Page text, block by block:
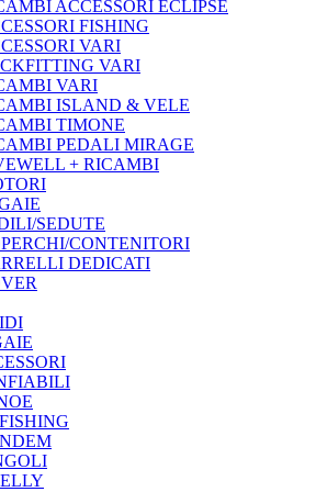
ACCESSORI ECLIPSE
FISHING
VARI
VARI
VARI
ISLAND & VELE
TIMONE
PEDALI MIRAGE
+ RICAMBI
SEDUTE
CONTENITORI
DEDICATI